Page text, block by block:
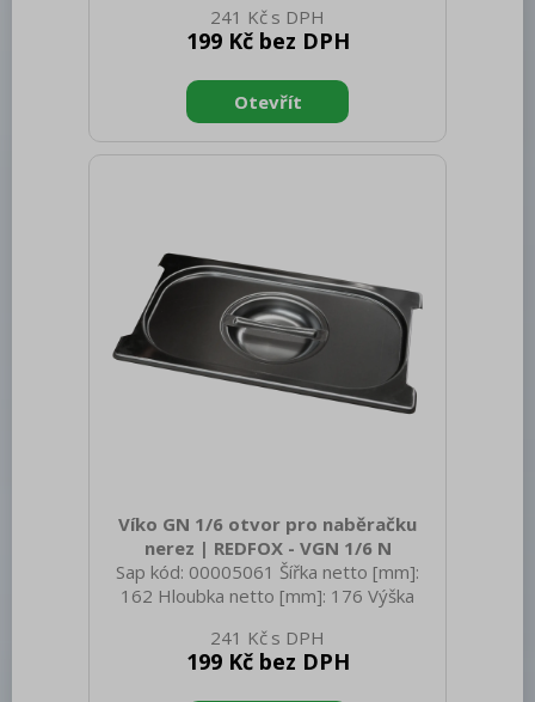
0.34 Šířka brutto [mm]: 350 Hloubka
brutto [mm]: 540 Výška brutto [mm]:
Materiál: Nerez Těsnění: Ne Úchyty: Ne
Vnější barva zařízení: Nerezové Velikost
GN / EN zařízení [mm]: GN 1/3 Otvor
241 Kč
199 Kč bez DPH
Víko GN 1/6 otvor pro naběračku
nerez | REDFOX - VGN 1/6 N
Sap kód: 00005061 Šířka netto [mm]:
162 Hloubka netto [mm]: 176 Výška
0.20 Šířka brutto [mm]: 550 Hloubka
brutto [mm]: 350 Výška brutto [mm]:
241 Kč
199 Kč bez DPH